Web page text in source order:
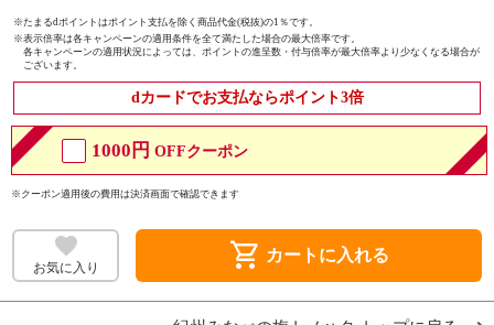
※たまるdポイントはポイント支払を除く商品代金(税抜)の1％です。
※表示倍率は各キャンペーンの適用条件を全て満たした場合の最大倍率です。
各キャンペーンの適用状況によっては、ポイントの進呈数・付与倍率が最大倍率より少なくなる場合が
ございます。
dカードでお支払ならポイント3倍
1000円 OFFクーポン
※クーポン適用後の費用は決済画面で確認できます
お気に入り shopping_cart カートに入れる